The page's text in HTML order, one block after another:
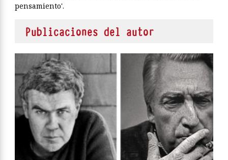
pensamiento'.
Publicaciones del autor